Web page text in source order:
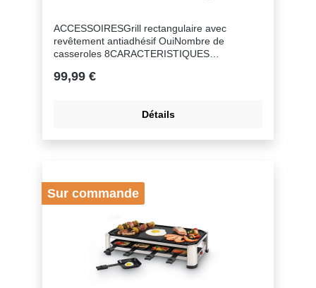
ACCESSOIRESGrill rectangulaire avec
revêtement antiadhésif OuiNombre de
casseroles 8CARACTERISTIQUES
NoirCOMMANDETempérature règlable
cmCOURANTPuissance 1200 + 250
pour le nettoyage OuiPièces compatibles au
Pizza
99,99 €
Détails
Sur commande